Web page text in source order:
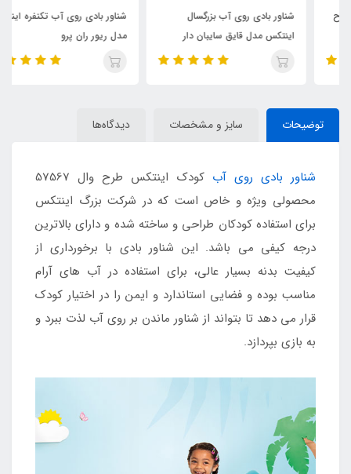
شناور بادی روی آب بزرگسال
اینتکس مدل قایق سایبان دار
شناور بادی روی آب تکنفره اینتکس
مدل ریور ران پرو
توضیحات سایز و مشخصات دیدگاه‌ها
شناور بادی روی آب
کودک اینتکس طرح وال 57567
محصولی ویژه و خاص است که در شرکت بزرگ اینتکس
برای استفاده کودکان طراحی و ساخته شده و دارای بالاترین
درجه کیفی می باشد. این شناور بادی با برخورداری از
کیفیت بدنه بسیار عالی، برای استفاده در آب های آرام
مناسب بوده و فضایی استاندارد و ایمن را در اختیار کودک
قرار می دهد تا بتواند از شناور ماندن بر روی آب لذت ببرد و
به بازی بپردازد.